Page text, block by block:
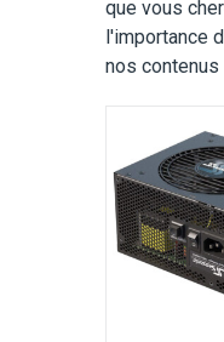
que vous
l'importance
nos
Puissance
Certification
View Details